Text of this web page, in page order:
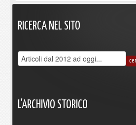
RICERCA NEL SITO
L'ARCHIVIO STORICO